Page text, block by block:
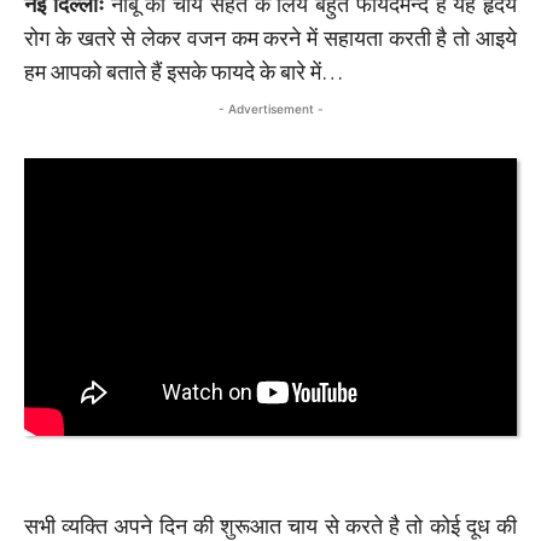
रोग के खतरे से लेकर वजन कम करने में सहायता करती है तो आइये
हम आपको बताते हैं इसके फायदे के बारे में…
- Advertisement -
सभी व्यक्ति अपने दिन की शुरूआत चाय से करते है तो कोई दूध की